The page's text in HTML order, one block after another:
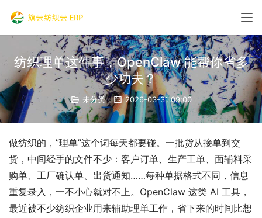
纺织理单这件事，OpenClaw 能帮你省多
少功夫？
未分类 2026-03-31 09:00
做纺织的，”理单”这个词每天都要碰。一批货从接单到交
货，中间经手的文件不少：客户订单、生产工单、面辅料采
购单、工厂确认单、出货通知……每种单据格式不同，信息
重复录入，一不小心就对不上。OpenClaw 这类 AI 工具，
最近被不少纺织企业用来辅助理单工作，省下来的时间比想